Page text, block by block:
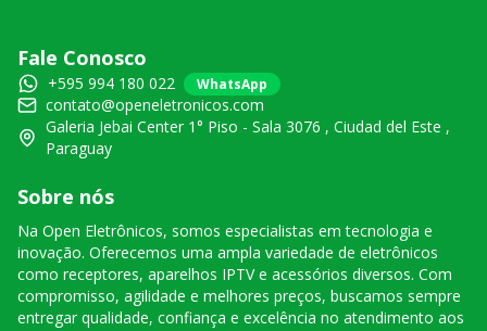
Fale Conosco
+595 994 180 022 WhatsApp
contato@openeletronicos.com
Galeria Jebai Center 1° Piso - Sala 3076 , Ciudad del Este ,
Paraguay
Sobre nós
Na Open Eletrônicos, somos especialistas em tecnologia e
inovação. Oferecemos uma ampla variedade de eletrônicos
como receptores, aparelhos IPTV e acessórios diversos. Com
compromisso, agilidade e melhores preços, buscamos sempre
entregar qualidade, confiança e excelência no atendimento aos